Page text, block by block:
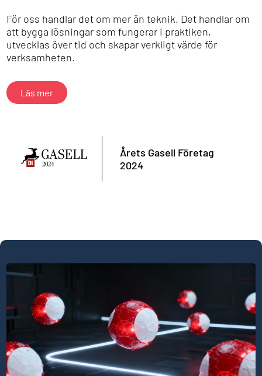
För oss handlar det om mer än teknik. Det handlar om
att bygga lösningar som fungerar i praktiken,
utvecklas över tid och skapar verkligt värde för
verksamheten.
Läs mer
Årets Gasell Företag
2024